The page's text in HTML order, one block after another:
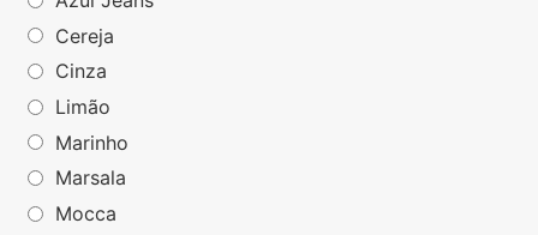
Cereja
Cinza
Limão
Marinho
Marsala
Mocca